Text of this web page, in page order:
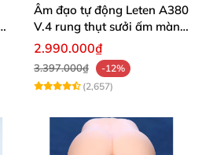
Âm đạo tự động Leten A380
V.4 rung thụt sưởi ấm màn
hình LCD đẹp hiện đại
2.990.000₫
3.397.000₫
-12%
(2,657)